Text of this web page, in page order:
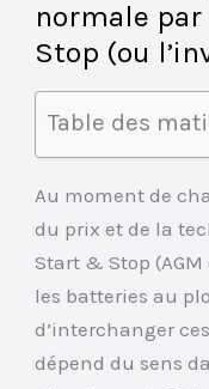
normale
Stop (ou
Table des
Au moment de
du prix et de la
Start & Stop
les batteries au
d’interchanger
dépend du sens